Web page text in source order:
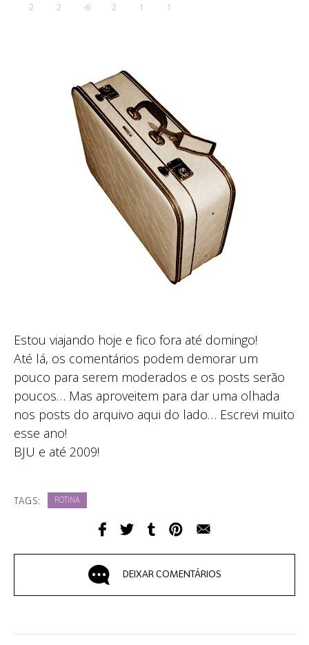
2 2 -6 2 1 1
Estou viajando hoje e fico fora até domingo!
Até lá, os comentários podem demorar um
pouco para serem moderados e os posts serão
poucos… Mas aproveitem para dar uma olhada
nos posts do arquivo aqui do lado… Escrevi muito
esse ano!
BJU e até 2009!
TAGS: ROTINA
DEIXAR COMENTÁRIOS